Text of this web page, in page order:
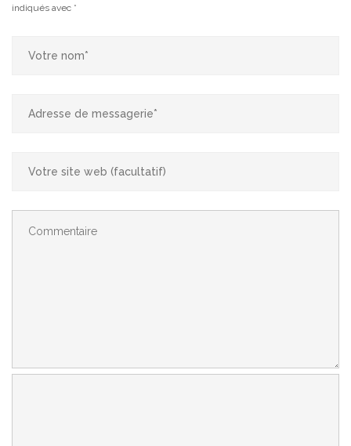
indiqués avec *